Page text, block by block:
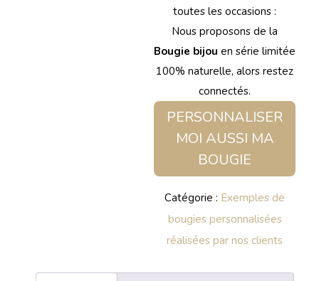
toutes les occasions :
Nous proposons de la
Bougie bijou en série limitée
100% naturelle, alors restez
connectés.
PERSONNALISER
MOI AUSSI MA
BOUGIE
Catégorie : Exemples de
bougies personnalisées
réalisées par nos clients